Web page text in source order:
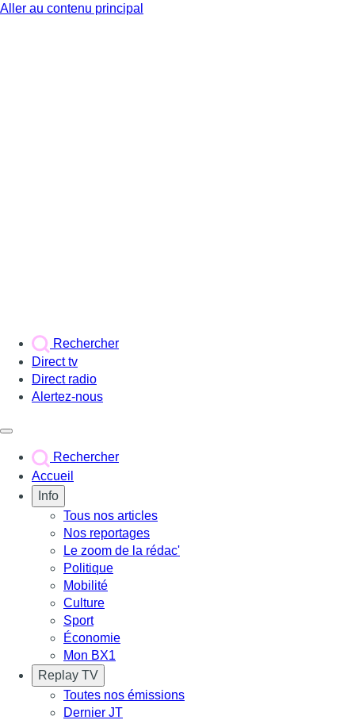
Aller au contenu principal
Rechercher
Direct tv
Direct radio
Alertez-nous
Rechercher
Accueil
Info
Tous nos articles
Nos reportages
Le zoom de la rédac'
Politique
Mobilité
Culture
Sport
Économie
Mon BX1
Replay TV
Toutes nos émissions
Dernier JT